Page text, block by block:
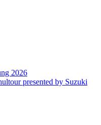
2026
presented by Suzuki